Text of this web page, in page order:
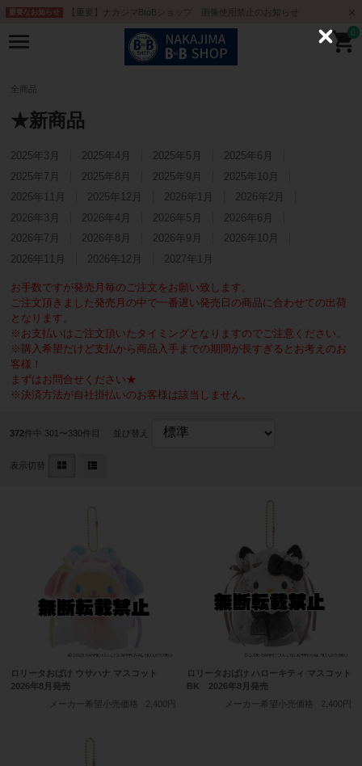
重要なお知らせ 【重要】ナカジマBtoBショップ 画像使用禁止のお知らせ
0
全商品
★新商品
2025年3月 2025年4月 2025年5月
2025年6月
2025年7月
2025年8月 2025年9月
2025年10月
2025年11月
2025年12月 2026年1月
2026年2月
2026年3月
2026年4月 2026年5月
2026年6月
2026年7月
2026年8月 2026年9月
2026年10月
2026年11月
2026年12月 2027年1月
お手数ですが発売月毎のご注文をお願い致します。
ご注文頂きました発売月の中で一番遅い発売日の商品に合わせての出荷
となります。
※お支払いはご注文頂いたタイミングとなりますのでご注意ください。
※購入希望だけど支払から商品入手までの期間が長すぎるとお考えのお
客様！
まずはお問合せください★
※決済方法が自社掛払いのお客様は該当しません。
372件中 301〜330件目 並び替え
表示切替
ロリータおばけ ウサハナ マスコット
2026年8月発売
メーカー希望小売価格
2,400円
ロリータおばけ ハローキティ マスコット
BK 2026年8月発売
メーカー希望小売価格
2,400円
C